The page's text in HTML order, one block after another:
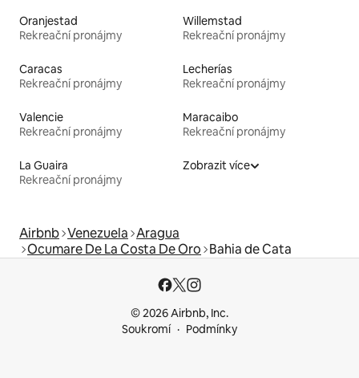
Oranjestad
Rekreační pronájmy
Willemstad
Rekreační pronájmy
Caracas
Rekreační pronájmy
Lecherías
Rekreační pronájmy
Valencie
Rekreační pronájmy
Maracaibo
Rekreační pronájmy
La Guaira
Rekreační pronájmy
Zobrazit více
Airbnb Venezuela Aragua
Ocumare De La Costa De Oro Bahia de Cata
© 2026 Airbnb, Inc.
Soukromí
Podmínky